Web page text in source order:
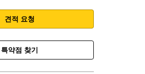
견적 요청
특약점 찾기